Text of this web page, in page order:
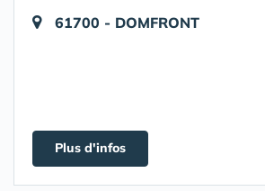
61700 - DOMFRONT
Plus d'infos